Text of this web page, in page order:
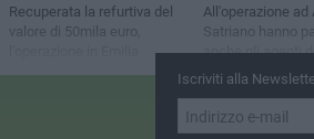
Recuperata la refurtiva del
valore di 50mila euro,
Romagna
All'operazione ad
Satriano hanno
anche gli agenti
sezione di Trani
Iscriviti alla